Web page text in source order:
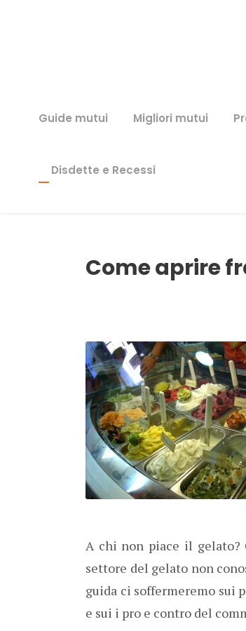
Guide mutui Migliori mutui
Disdette e Recessi
Come aprire
A chi non piace il gelato?
settore del gelato non
guida ci soffermeremo sui
e sui i pro e contro del